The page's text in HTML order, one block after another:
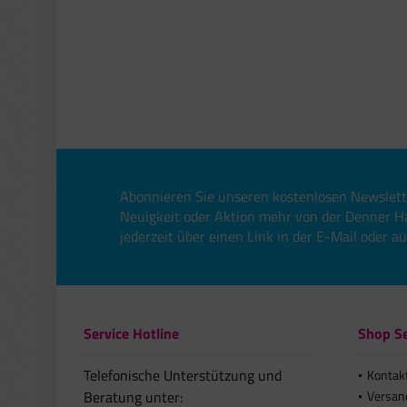
Abonnieren Sie unseren kostenlosen
Neuigkeit oder Aktion mehr von der Denner
jederzeit über einen Link in der E-Mail oder
Service Hotline
Telefonische Unterstützung und
Beratung unter:
Shop